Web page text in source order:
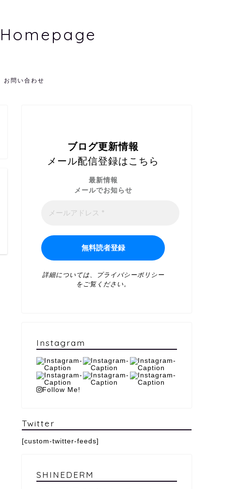
お問い合わせ
ブログ更新情報
メール配信登録はこちら
最新情報
メールでお知らせ
詳細については、
プライバシーポリシー
をご覧ください。
Instagram
Follow Me!
Twitter
[custom-twitter-feeds]
SHINEDERM